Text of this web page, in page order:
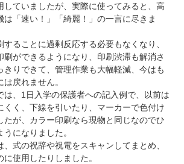
していましたが、実際に使ってみると、高
は「速い！」「綺麗！」の一言に尽きま
ることに過剰反応する必要もなくなり、
刷ができるようになり、印刷渋滞も解消さ
きりできて、管理作業も大幅軽減、今はも
戻れません。
は、1日入学の保護者への記入例で、以前は
くく、下線を引いたり、マーカーで色付け
たが、カラー印刷なら現物と同じなのでひ
になりました。
、式の祝辞や祝電をスキャンしてまとめ、
使用したりしました。